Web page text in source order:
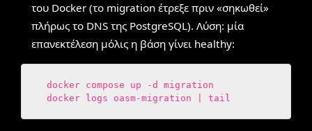
του Docker (το migration έτρεξε πριν «σηκωθεί»
πλήρως το DNS της PostgreSQL). Λύση: μία
επανεκτέλεση μόλις η βάση γίνει healthy:
  docker logs oasm-migration | tail